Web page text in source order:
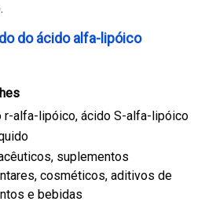
do ácido alfa-lipóico
r-alfa-lipóico, ácido S-alfa-lipóico
suplementos
cosméticos, aditivos de
e bebidas